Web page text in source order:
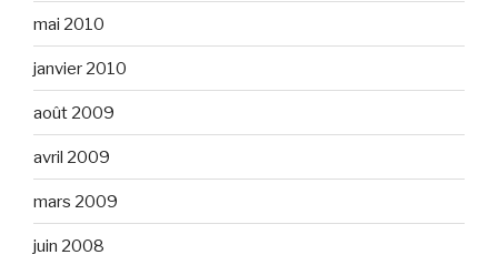
mai 2010
janvier 2010
août 2009
avril 2009
mars 2009
juin 2008